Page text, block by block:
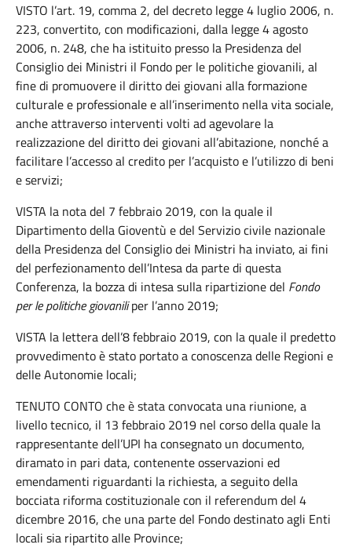
VISTO l’art. 19, comma 2, del decreto legge 4 luglio 2006, n.
223, convertito, con modificazioni, dalla legge 4 agosto
2006, n. 248, che ha istituito presso la Presidenza del
Consiglio dei Ministri il Fondo per le politiche giovanili, al
fine di promuovere il diritto dei giovani alla formazione
culturale e professionale e all’inserimento nella vita sociale,
anche attraverso interventi volti ad agevolare la
realizzazione del diritto dei giovani all’abitazione, nonché a
facilitare l’accesso al credito per l’acquisto e l’utilizzo di beni
e servizi;
VISTA la nota del 7 febbraio 2019, con la quale il
Dipartimento della Gioventù e del Servizio civile nazionale
della Presidenza del Consiglio dei Ministri ha inviato, ai fini
del perfezionamento dell’Intesa da parte di questa
Conferenza, la bozza di intesa sulla ripartizione del Fondo
per le politiche giovaniliper l’anno 2019;
VISTA la lettera dell’8 febbraio 2019, con la quale il predetto
provvedimento è stato portato a conoscenza delle Regioni e
delle Autonomie locali;
TENUTO CONTO che è stata convocata una riunione, a
livello tecnico, il 13 febbraio 2019 nel corso della quale la
rappresentante dell’UPI ha consegnato un documento,
diramato in pari data, contenente osservazioni ed
emendamenti riguardanti la richiesta, a seguito della
bocciata riforma costituzionale con il referendum del 4
dicembre 2016, che una parte del Fondo destinato agli Enti
locali sia ripartito alle Province;